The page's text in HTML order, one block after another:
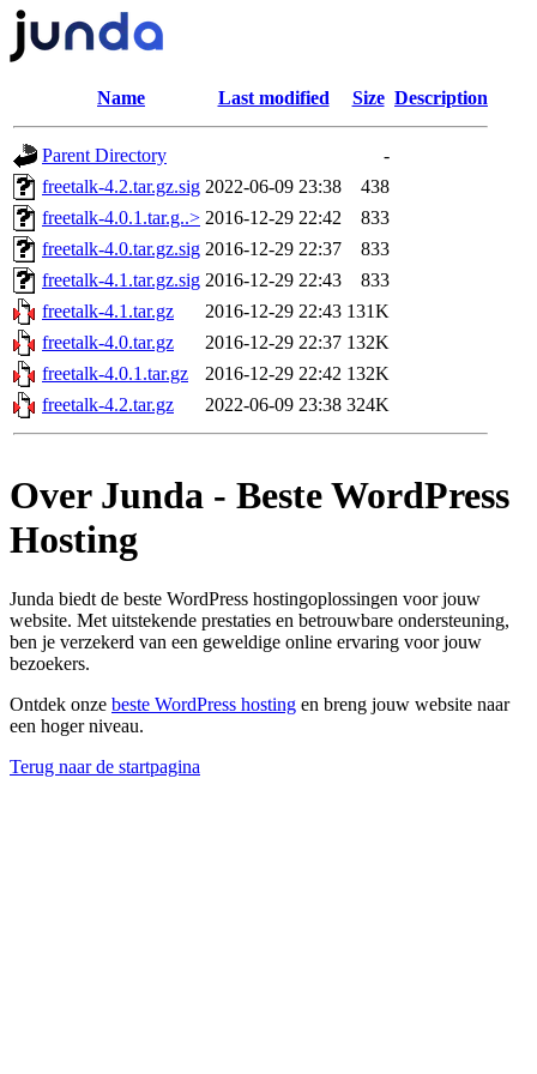
Name Last modified Size Description
Parent Directory
-
freetalk-4.2.tar.gz.sig 2022-06-09 23:38
438
freetalk-4.0.1.tar.g..> 2016-12-29 22:42
833
freetalk-4.0.tar.gz.sig 2016-12-29 22:37
833
freetalk-4.1.tar.gz.sig 2016-12-29 22:43
833
freetalk-4.1.tar.gz
2016-12-29 22:43 131K
freetalk-4.0.tar.gz
2016-12-29 22:37 132K
freetalk-4.0.1.tar.gz
2016-12-29 22:42 132K
freetalk-4.2.tar.gz
2022-06-09 23:38 324K
Over Junda - Beste WordPress
Hosting
Junda biedt de beste WordPress hostingoplossingen voor jouw
website. Met uitstekende prestaties en betrouwbare ondersteuning,
ben je verzekerd van een geweldige online ervaring voor jouw
bezoekers.
Ontdek onze beste WordPress hosting en breng jouw website naar
een hoger niveau.
Terug naar de startpagina